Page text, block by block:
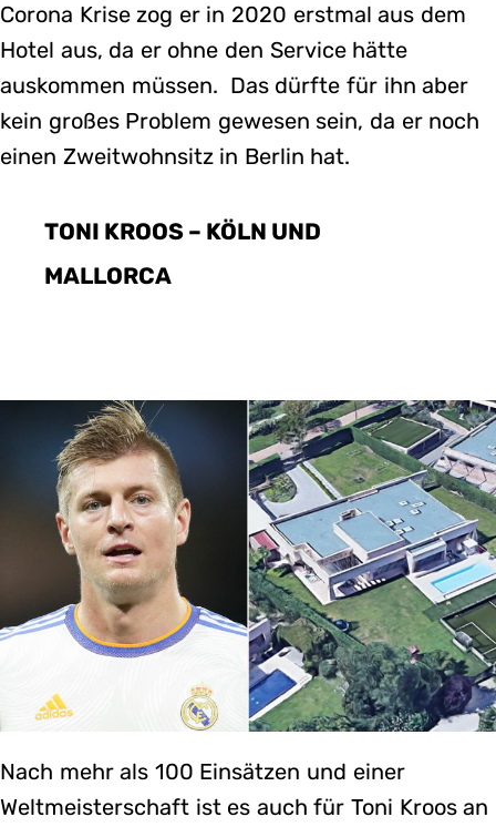
Corona Krise zog er in 2020 erstmal aus dem
Hotel aus, da er ohne den Service hätte
auskommen müssen. Das dürfte für ihn aber
kein großes Problem gewesen sein, da er noch
einen Zweitwohnsitz in Berlin hat.
TONI KROOS – KÖLN UND
MALLORCA
Nach mehr als 100 Einsätzen und einer
Weltmeisterschaft ist es auch für Toni Kroos an